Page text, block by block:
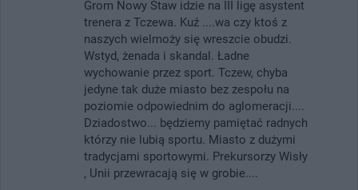
Grom Nowy Staw idzie na III ligę asystent
trenera z Tczewa. Kuź ....wa czy ktoś z
naszych wielmoży się wreszcie obudzi.
Wstyd, żenada i skandal. Ładne
wychowanie przez sport. Tczew, chyba
jedyne tak duże miasto bez zespołu na
poziomie odpowiednim do aglomeracji....
Dziadostwo... będziemy pamiętać radnych
którzy nie lubią sportu. Miasto z dużymi
tradycjami sportowymi. Prekursorzy Wisły
, Unii przewracają się w grobie....